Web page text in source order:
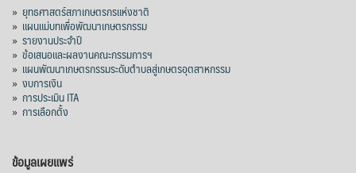
» ยุทธศาสตร์สภาเกษตรกรแห่งชาติ
» แผนแม่บทเพื่อพัฒนาเกษตรกรรม
» รายงานประจำปี
» ข้อเสนอและผลงานคณะกรรมการฯ
» แผนพัฒนาเกษตรกรรมระดับตำบลสู่เกษตรอุตสาหกรรม
» งบการเงิน
» การประเมิน ITA
» การเลือกตั้ง
ข้อมูลเผยแพร่